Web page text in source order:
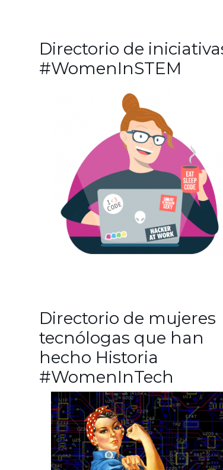
Directorio de
#WomenInSTEM
Directorio de mujeres
tecnólogas que han
hecho Historia
#WomenInTech